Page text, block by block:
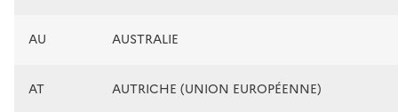
AU AUSTRALIE
AT AUTRICHE (UNION EUROPÉENNE)